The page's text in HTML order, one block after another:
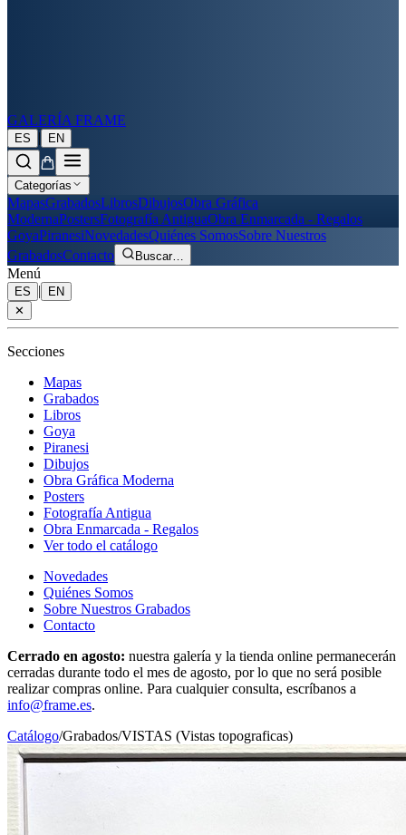
GALERÍA FRAME
ES | EN
Categorías
MapasGrabadosLibrosDibujosObra Gráfica
ModernaPostersFotografía AntiguaObra Enmarcada - Regalos
GoyaPiranesiNovedadesQuiénes SomosSobre Nuestros
GrabadosContacto Buscar…
Menú
ES |
EN
✕
Secciones
Mapas
Grabados
Libros
Goya
Piranesi
Dibujos
Obra Gráfica Moderna
Posters
Fotografía Antigua
Obra Enmarcada - Regalos
Ver todo el catálogo
Novedades
Quiénes Somos
Sobre Nuestros Grabados
Contacto
Cerrado en agosto: nuestra galería y la tienda online permanecerán
cerradas durante todo el mes de agosto, por lo que no será posible
realizar compras online. Para cualquier consulta, escríbanos a
info@frame.es.
Catálogo/Grabados/VISTAS (Vistas topograficas)